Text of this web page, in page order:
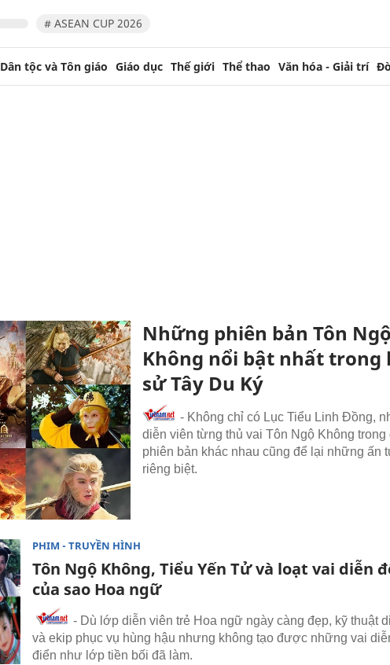
# ASEAN CUP 2026
Dân tộc và Tôn giáo Giáo dục Thế giới Thể thao Văn hóa - Giải trí
Những phiên bản Tôn Ngộ
Không nổi bật nhất trong
sử Tây Du Ký
- Không chỉ có Lục Tiểu Linh Đồng,
diễn viên từng thủ vai Tôn Ngộ Không trong
phiên bản khác nhau cũng để lại những ấn
riêng biệt.
PHIM - TRUYỀN HÌNH
Tôn Ngộ Không, Tiểu Yến Tử và loạt vai diễn
của sao Hoa ngữ
- Dù lớp diễn viên trẻ Hoa ngữ ngày càng đẹp, kỹ thuật
và ekip phục vụ hùng hậu nhưng không tạo được những vai
điển như lớp tiền bối đã làm.